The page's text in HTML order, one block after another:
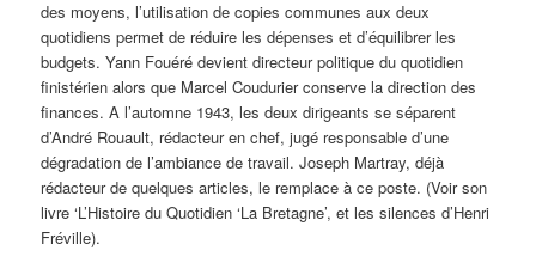
des moyens, l’utilisation de copies communes aux deux
quotidiens permet de réduire les dépenses et d’équilibrer les
budgets. Yann Fouéré devient directeur politique du quotidien
finistérien alors que Marcel Coudurier conserve la direction des
finances. A l’automne 1943, les deux dirigeants se séparent
d’André Rouault, rédacteur en chef, jugé responsable d’une
dégradation de l’ambiance de travail. Joseph Martray, déjà
rédacteur de quelques articles, le remplace à ce poste. (Voir son
livre ‘L’Histoire du Quotidien ‘La Bretagne’, et les silences d’Henri
Fréville).